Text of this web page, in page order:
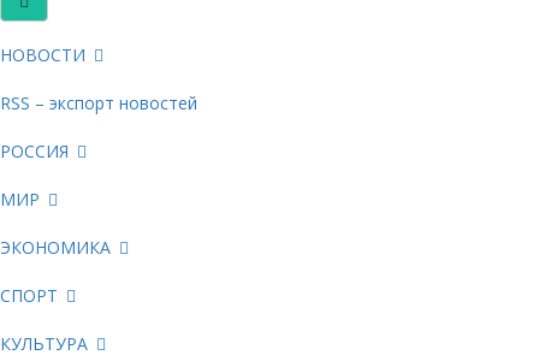
НОВОСТИ
RSS – экспорт новостей
РОССИЯ
МИР
ЭКОНОМИКА
СПОРТ
КУЛЬТУРА